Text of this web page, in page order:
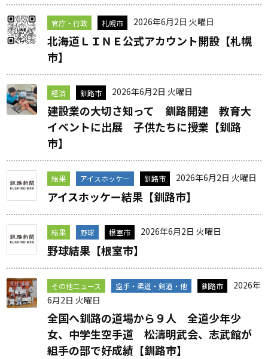
官庁・行政 札幌市 2026年6月2日 火曜日
北海道ＬＩＮＥ公式アカウント開設【札幌
市】
経済 釧路市 2026年6月2日 火曜日
建設業の大切さ知って 釧路開建 教育大
イベントに出展 子供たちに授業【釧路
市】
結果 アイスホッケー 釧路市 2026年6月2日 火曜日
アイスホッケー結果【釧路市】
結果 野球 根室市 2026年6月2日 火曜日
野球結果【根室市】
その他ニュース 空手・柔道・剣道・他 釧路市
2026年
6月2日 火曜日
全国へ釧路の道場から９人 全道少年少
女、中学生空手道 松濤明武会、志武館が
組手の部で好成績【釧路市】